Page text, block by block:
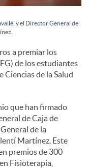
y el Director General de
a premiar los
de los estudiantes
Ciencias de la Salud
que han firmado
de Caja de
de la
Martínez. Este
premios de 300
Fisioterapia,